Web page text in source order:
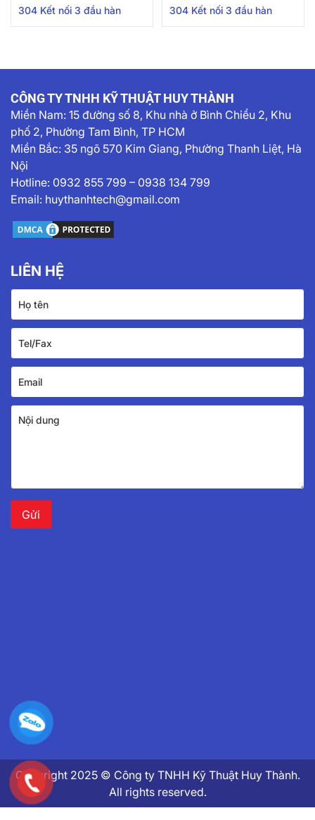
304 Kết nối 3 đầu hàn
304 Kết nối 3 đầu hàn
CÔNG TY TNHH KỸ THUẬT HUY THÀNH
Miền Nam: 15 đường số 8, Khu nhà ở Bình Chiểu 2, Khu
phố 2, Phường Tam Bình, TP HCM
Miền Bắc: 35 ngõ 570 Kim Giang, Phường Thanh Liệt, Hà
Nội
Hotline: 0932 855 799 – 0938 134 799
Email: huythanhtech@gmail.com
LIÊN HỆ
Copyright 2025 © Công ty TNHH Kỹ Thuật Huy Thành.
All rights reserved.